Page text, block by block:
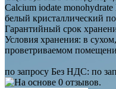
Calcium iodate
белый кристаллический
Гарантийный срок
Условия хранения: в
проветриваемом
по запросу Без НДС: по